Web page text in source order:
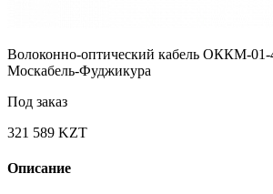
Волоконно-оптический кабель ОККМ-
Москабель-Фуджикура
Под заказ
321 589 KZT
Описание